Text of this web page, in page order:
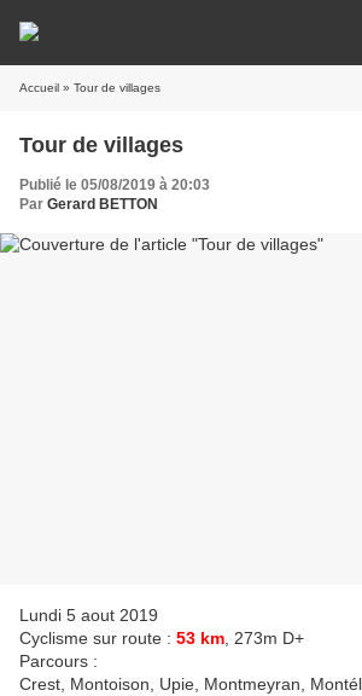
Accueil » Tour de villages
Tour de villages
Publié le 05/08/2019 à 20:03
Par Gerard BETTON
Lundi 5 aout 2019
Cyclisme sur route : 53 km , 273m D+
Parcours :
Crest, Montoison, Upie, Montmeyran,